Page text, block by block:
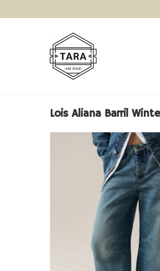
Lois Aliana Barril